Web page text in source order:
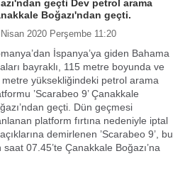
geçti Dev petrol arama
Boğazı'ndan geçti.
2020 Perşembe 11:20
İspanya’ya giden Bahama
bayraklı, 115 metre boyunda ve
metre yüksekliğindeki petrol arama
’Scarabeo 9’ Çanakkale
geçti. Dün geçmesi
platform fırtına nedeniyle iptal
demirlenen ’Scarabeo 9’, bu
07.45’te Çanakkale Boğazı’na